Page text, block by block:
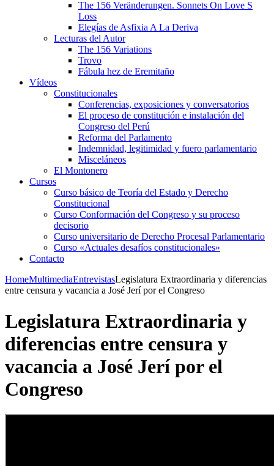
The 156 Veränderungen. Sonnets On Love S
Loss
Elegías de Asfixia A La Deriva
Lecturas del Autor
The 156 Variations
Trovo
Fábula hez de Eremitaño
Vídeos
Constitucionales
Conferencias, exposiciones y conversatorios
El proceso de constitución e instalación del
Congreso del Perú
Reforma del Parlamento
Indemnidad, legitimidad y fuero parlamentario
Misceláneos
El Montonero
Cursos
Curso básico de Teoría del Estado y Derecho
Constitucional
Curso Conformación del Congreso y su proceso
decisorio
Curso universitario de Derecho Procesal Parlamentario
Curso «Actuales desafíos constitucionales»
Contacto
HomeMultimediaEntrevistasLegislatura Extraordinaria y diferencias
entre censura y vacancia a José Jerí por el Congreso
Legislatura Extraordinaria y
diferencias entre censura y
vacancia a José Jerí por el
Congreso